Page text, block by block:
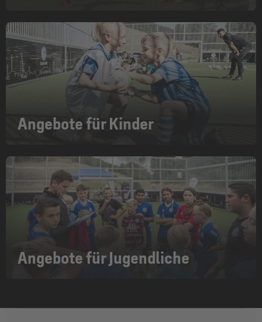
Angebote für Kinder
Angebote für Jugendliche